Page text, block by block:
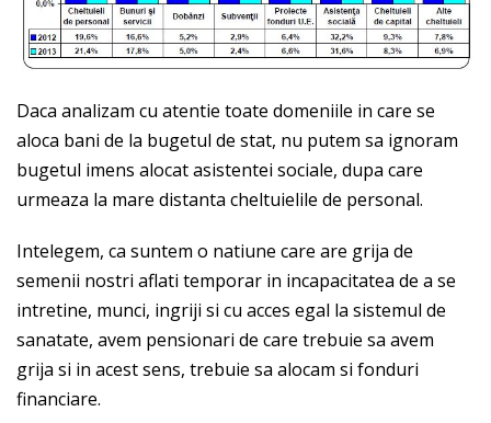
Daca analizam cu atentie toate domeniile in care se
aloca bani de la bugetul de stat, nu putem sa ignoram
bugetul imens alocat asistentei sociale, dupa care
urmeaza la mare distanta cheltuielile de personal.
Intelegem, ca suntem o natiune care are grija de
semenii nostri aflati temporar in incapacitatea de a se
intretine, munci, ingriji si cu acces egal la sistemul de
sanatate, avem pensionari de care trebuie sa avem
grija si in acest sens, trebuie sa alocam si fonduri
financiare.